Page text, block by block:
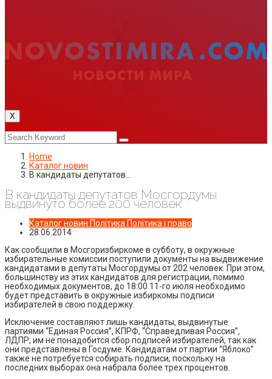
X
Home
Каталог новин
В кандидаты депутатов…
В кандидаты депутатов Мосгордумы
выдвинуто более 200 человек
Каталог новин Політика Політика і право
28.06.2014
Как сообщили в Мосгоризбиркоме в субботу, в окружные
избирательные комиссии поступили документы на выдвижение
кандидатами в депутаты Мосгордумы от 202 человек. При этом,
большинству из этих кандидатов для регистрации, помимо
необходимых документов, до 18:00 11-го июля необходимо
будет представить в окружные избиркомы подписи
избирателей в свою поддержку.
Исключение составляют лишь кандидаты, выдвинутые
партиями “Единая Россия”, КПРФ, “Справедливая Россия”,
ЛДПР, им не понадобится сбор подписей избирателей, так как
они представлены в Госдуме. Кандидатам от партии “Яблоко”
также не потребуется собирать подписи, поскольку на
последних выборах она набрала более трех процентов.